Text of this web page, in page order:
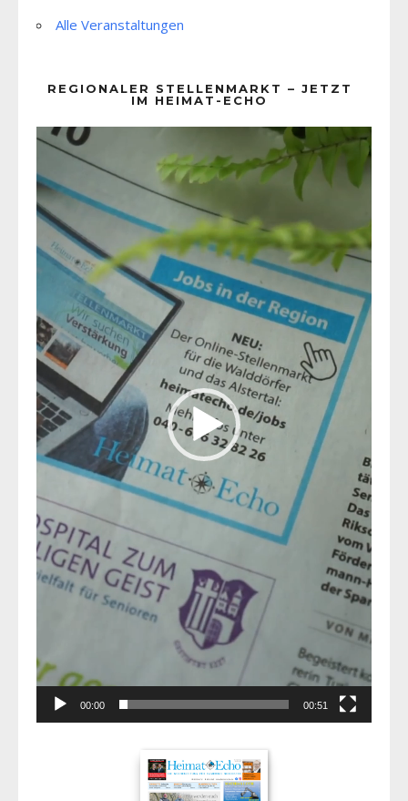
Alle Veranstaltungen
REGIONALER STELLENMARKT – JETZT
IM HEIMAT-ECHO
Player
00:00 00:51